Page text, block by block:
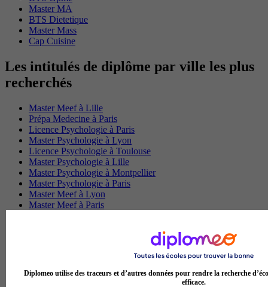
Master MA
BTS Dietetique
Master Mass
Cap Cuisine
Les intitulés de diplôme par ville les plus
recherchés
Master Meef à Lille
Prépa Medecine à Paris
Licence Psychologie à Paris
Master Psychologie à Lyon
Licence Psychologie à Toulouse
Master Psychologie à Lille
Master Psychologie à Montpellier
Master Psychologie à Paris
Master Meef à Lyon
Master Meef à Paris
Master Informatique à Paris
BTS Communication à Bordeaux
Diplomeo utilise des traceurs et d’autres données pour rendre la recherche
efficace.